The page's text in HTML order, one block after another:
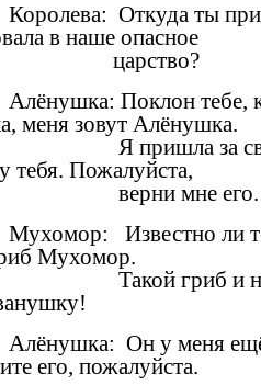
Королева: Откуда ты
в наше опасное
царство?
Алёнушка: Поклон тебе,
меня зовут Алёнушка.
Я пришла за
тебя. Пожалуйста,
верни мне его.
Мухомор: Известно ли
Мухомор.
Такой гриб и не
Алёнушка: Он у меня
его, пожалуйста.